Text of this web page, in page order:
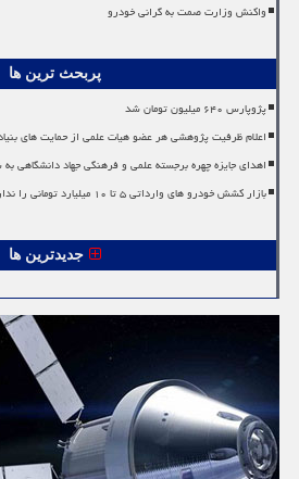
واکنش وزارت صمت به گرانی خودرو
پربحث ترین ها
پژوپارس ۶۴۰ میلیون تومان شد
اعلام ظرفیت پژوهشی هر عضو هیات علمی از حمایت های
اهدای جایزه چهره برجسته علمی و فرهنگی جهاد دانشگاهی به
بازار کشش خودرو های وارداتی ۵ تا ۱۰ میلیارد تومانی را ندارد
جدیدترین ها